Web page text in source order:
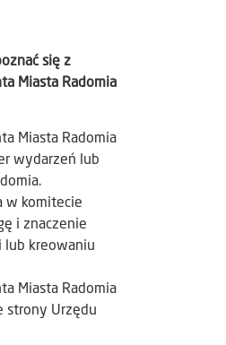
się z
Miasta Radomia
Miasta Radomia
wydarzeń lub
w komitecie
i znaczenie
lub kreowaniu
Miasta Radomia
strony Urzędu